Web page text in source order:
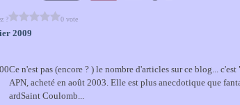
? 0 vote
2009
Ce n'est pas (encore ? ) le nombre d'articles sur ce blog...
APN, acheté en août 2003. Elle est plus anecdotique que
ardSaint Coulomb...